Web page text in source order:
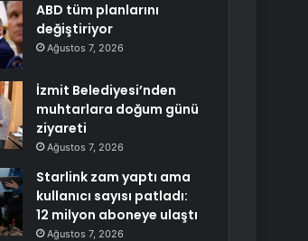
ABD tüm planlarını
değiştiriyor
Ağustos 7, 2026
İzmit Belediyesi’nden
muhtarlara doğum günü
ziyareti
Ağustos 7, 2026
Starlink zam yaptı ama
kullanıcı sayısı patladı:
12 milyon aboneye ulaştı
Ağustos 7, 2026